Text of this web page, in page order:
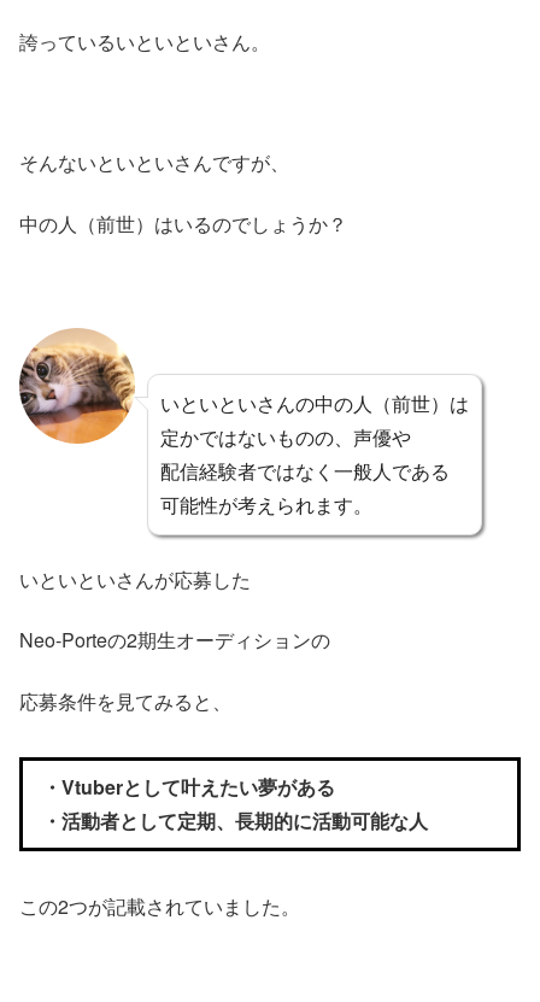
誇っているいといといさん。
そんないといといさんですが、
中の人（前世）はいるのでしょうか？
いといといさんの中の人（前世）は
定かではないものの、声優や
配信経験者ではなく一般人である
可能性が考えられます。
いといといさんが応募した
Neo-Porteの2期生オーディションの
応募条件を見てみると、
・Vtuberとして叶えたい夢がある
・活動者として定期、長期的に活動可能な人
この2つが記載されていました。